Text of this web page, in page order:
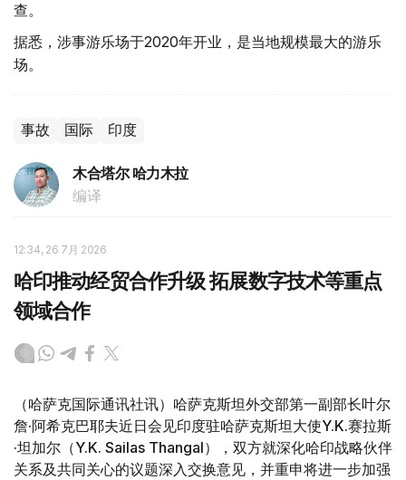
查。
据悉，涉事游乐场于2020年开业，是当地规模最大的游乐
场。
事故 国际 印度
木合塔尔 哈力木拉
编译
12:34, 26 7月 2026
哈印推动经贸合作升级 拓展数字技术等重点
领域合作
（哈萨克国际通讯社讯）哈萨克斯坦外交部第一副部长叶尔
詹·阿希克巴耶夫近日会见印度驻哈萨克斯坦大使Y.K.赛拉斯
·坦加尔（Y.K. Sailas Thangal），双方就深化哈印战略伙伴
关系及共同关心的议题深入交换意见，并重申将进一步加强